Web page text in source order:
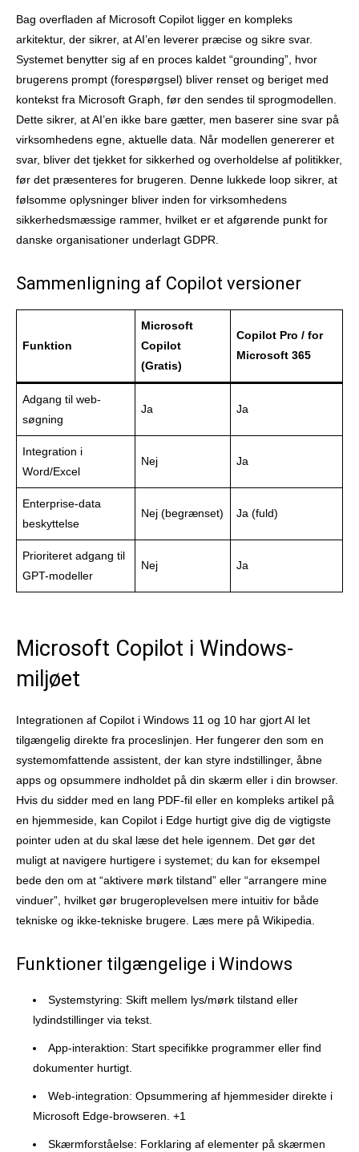
Bag overfladen af Microsoft Copilot ligger en kompleks
arkitektur, der sikrer, at AI’en leverer præcise og sikre svar.
Systemet benytter sig af en proces kaldet “grounding”, hvor
brugerens prompt (forespørgsel) bliver renset og beriget med
kontekst fra Microsoft Graph, før den sendes til sprogmodellen.
Dette sikrer, at AI’en ikke bare gætter, men baserer sine svar på
virksomhedens egne, aktuelle data. Når modellen genererer et
svar, bliver det tjekket for sikkerhed og overholdelse af politikker,
før det præsenteres for brugeren. Denne lukkede loop sikrer, at
følsomme oplysninger bliver inden for virksomhedens
sikkerhedsmæssige rammer, hvilket er et afgørende punkt for
danske organisationer underlagt GDPR.
Sammenligning af Copilot versioner
Funktion
Microsoft
Copilot
(Gratis)
Copilot Pro / for
Microsoft 365
Adgang til web-
søgning
Ja Ja
Integration i
Word/Excel
Nej Ja
Enterprise-data
beskyttelse
Nej (begrænset) Ja (fuld)
Prioriteret adgang til
GPT-modeller
Nej Ja
Microsoft Copilot i Windows-
miljøet
Integrationen af Copilot i Windows 11 og 10 har gjort AI let
tilgængelig direkte fra proceslinjen. Her fungerer den som en
systemomfattende assistent, der kan styre indstillinger, åbne
apps og opsummere indholdet på din skærm eller i din browser.
Hvis du sidder med en lang PDF-fil eller en kompleks artikel på
en hjemmeside, kan Copilot i Edge hurtigt give dig de vigtigste
pointer uden at du skal læse det hele igennem. Det gør det
muligt at navigere hurtigere i systemet; du kan for eksempel
bede den om at “aktivere mørk tilstand” eller “arrangere mine
vinduer”, hvilket gør brugeroplevelsen mere intuitiv for både
tekniske og ikke-tekniske brugere. Læs mere på Wikipedia.
Funktioner tilgængelige i Windows
Systemstyring: Skift mellem lys/mørk tilstand eller
lydindstillinger via tekst.
App-interaktion: Start specifikke programmer eller find
dokumenter hurtigt.
Web-integration: Opsummering af hjemmesider direkte i
Microsoft Edge-browseren. +1
Skærmforståelse: Forklaring af elementer på skærmen